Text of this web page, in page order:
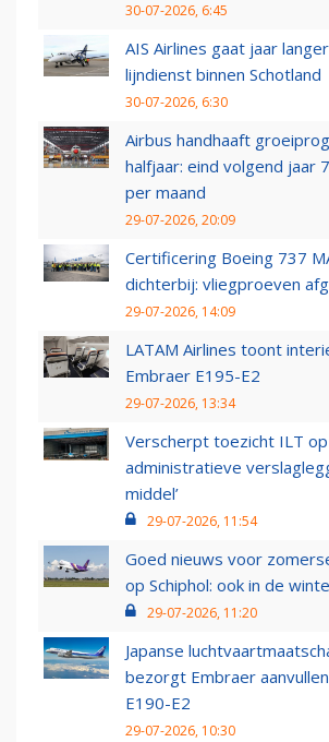
30-07-2026, 6:45
AIS Airlines gaat jaar
lijndienst binnen Schotland
30-07-2026, 6:30
Airbus handhaaft
halfjaar: eind volgend jaar
per maand
29-07-2026, 20:09
Certificering Boeing 737
dichterbij: vliegproeven
29-07-2026, 14:09
LATAM Airlines toont
Embraer E195-E2
29-07-2026, 13:34
Verscherpt toezicht ILT
administratieve
middel’
29-07-2026, 11:54
Goed nieuws voor
op Schiphol: ook in de
29-07-2026, 11:20
Japanse
bezorgt Embraer
E190-E2
29-07-2026, 10:30